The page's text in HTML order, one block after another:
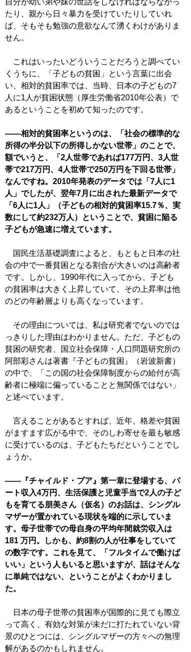
自分が幼い弟や妹の世話をしなければならなかっ
たり、親から日々暴力を受けていたりしていれ
ば、そもそも勉強の意欲なんて湧くわけがありま
せん。
これはいったいどういうことだろうと調べてい
くうちに、「子どもの貧困」という言葉に出会
い、相対的貧困率では、当時、日本の子どもの7
人に1人が貧困状態（厚生労働省2010年公表）で
あるということを初めて知ったのです。
――相対的貧困率というのは、「社会の標準的な
所得の半分以下の所得しかない世帯」のことで、
額でいうと、「2人世帯であれば177万円、3人世
帯で217万円、4人世帯で250万円を下回る世帯」
なんですね。2010年発表のデータでは「7人に1
人」でしたが、翌年7月に出された最新データで
「6人に1人」（子どもの相対的貧困率15.7％、実
数にして約232万人）ということで、貧困に陥る
子どもが急速に増えています。
国民生活基礎調査によると、もともと日本の社
会の中で一番貧困となる割合が大きいのは高齢者
です。しかし、1990年代に入ってから、子ども
の貧困率は大きく上昇していて、その上昇率は他
のどの年齢層よりも高くなっています。
その理由については、私は研究者でないのでは
っきりした理由はわかりません。ただ、子どもの
貧困の研究者、国立社会保障・人口問題研究所の
阿部彩さんは著書『子どもの貧困』（岩波新書）
の中で、「この国の社会保障制度からの給付が高
齢者に極端に偏っていることと無関係ではない」
と述べています。
言えることがあるとすれば、近年、格差や貧困
がますます広がる中で、そのしわ寄せを最も敏感
に受けているのは、子どもたちだということでし
ょうか。
――『チャイルド・プア』第一章に登場する、パ
ート収入4万円、生活保護と児童手当で2人の子ど
もを育てる朋美さん（仮名）のお話は、シングル
マザーが置かれている現状を端的に示していま
す。母子世帯での母自身の平均年間就労収入は
181 万円。しかも、約8割の人が仕事をしていて
の数字です。これを見て、「フルタイムで働けば
いい」という人もいると思いますが、話はそんな
に単純ではない、ということがよくわかりまし
た。
日本の母子世帯の貧困率が国際的に見ても際立
って高く、有効な対策が未だに打たれていない背
景のひとつには、シングルマザーの方々への無理
解があるのかもしれません。